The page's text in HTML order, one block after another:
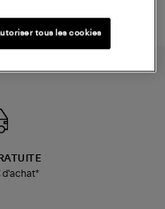
d'achat*
tous les cookies